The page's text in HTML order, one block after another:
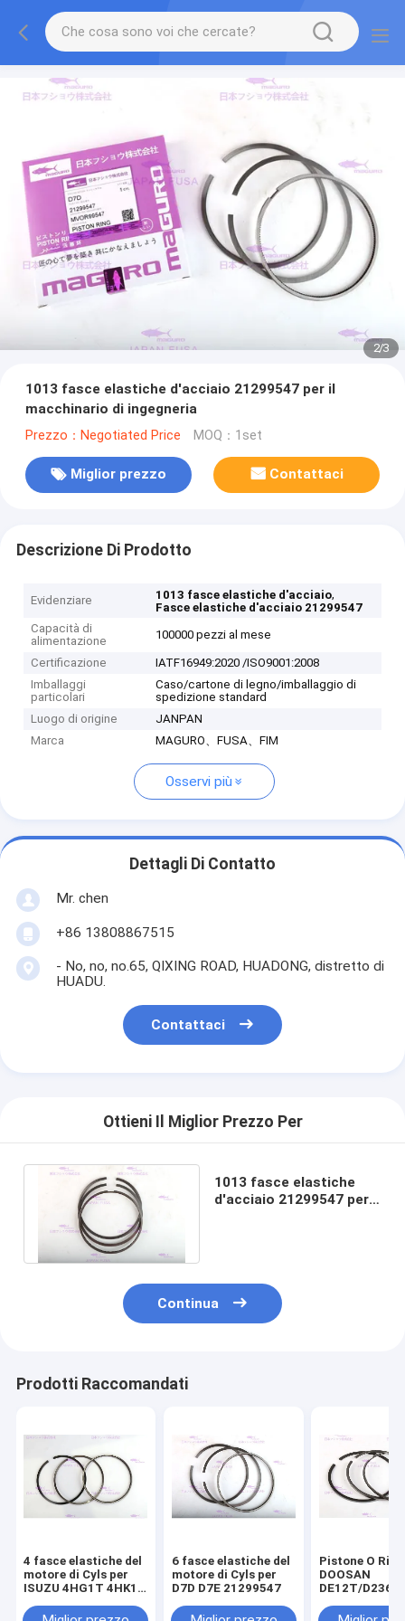
2/3
1013 fasce elastiche d'acciaio 21299547 per il
macchinario di ingegneria
Prezzo：Negotiated Price MOQ：1set
Miglior prezzo Contattaci
Descrizione Di Prodotto
Evidenziare 1013 fasce elastiche d'acciaio,
Fasce elastiche d'acciaio 21299547
Capacità di
alimentazione
100000 pezzi al mese
Certificazione
IATF16949:2020 /ISO9001:2008
Imballaggi
particolari
Caso/cartone di legno/imballaggio di
spedizione standard
Luogo di origine
JANPAN
Marca
MAGURO、FUSA、FIM
Osservi più
Dettagli Di Contatto
Mr. chen
+86 13808867515
- No, no, no.65, QIXING ROAD, HUADONG, distretto di
HUADU.
Contattaci
Ottieni Il Miglior Prezzo Per
1013 fasce elastiche
d'acciaio 21299547 per il
Continua
Prodotti Raccomandati
4 fasce elastiche del
motore di Cyls per
ISUZU 4HG1T 4HK1T
6 fasce elastiche del
motore di Cyls per
D7D D7E 21299547
Pistone O
DOOSAN
DE12T/D2366
componenti